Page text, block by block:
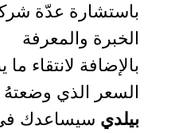
باستشارة عدّة
الخبرة والمعرفة
بالإضافة لانتقاء
السعر الذي
بيلدي سيساعدك في